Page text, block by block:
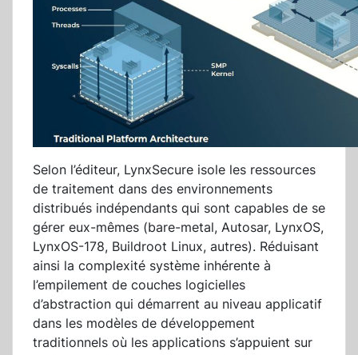
Selon l’éditeur, LynxSecure isole les ressources
de traitement dans des environnements
distribués indépendants qui sont capables de se
gérer eux-mêmes (bare-metal, Autosar, LynxOS,
LynxOS-178, Buildroot Linux, autres). Réduisant
ainsi la complexité système inhérente à
l’empilement de couches logicielles
d’abstraction qui démarrent au niveau applicatif
dans les modèles de développement
traditionnels où les applications s’appuient sur